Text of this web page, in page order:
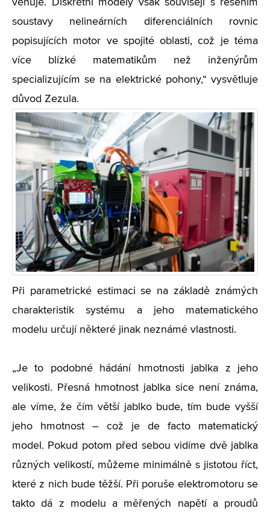
věnuje. Diskrétní modely však souvisejí s řešením
soustavy nelineárních diferenciálních rovnic
popisujících motor ve spojité oblasti, což je téma
více blízké matematikům než inženýrům
specializujícím se na elektrické pohony,“ vysvětluje
důvod Zezula.
Při parametrické estimaci se na základě známých
charakteristik systému a jeho matematického
modelu určují některé jinak neznámé vlastnosti.
„Je to podobné hádání hmotnosti jablka z jeho
velikosti. Přesná hmotnost jablka sice není známa,
ale víme, že čím větší jablko bude, tím bude vyšší
jeho hmotnost – což je de facto matematický
model. Pokud potom před sebou vidíme dvě jablka
různých velikostí, můžeme minimálně s jistotou říct,
které z nich bude těžší. Při poruše elektromotoru se
takto dá z modelu a měřených napětí a proudů